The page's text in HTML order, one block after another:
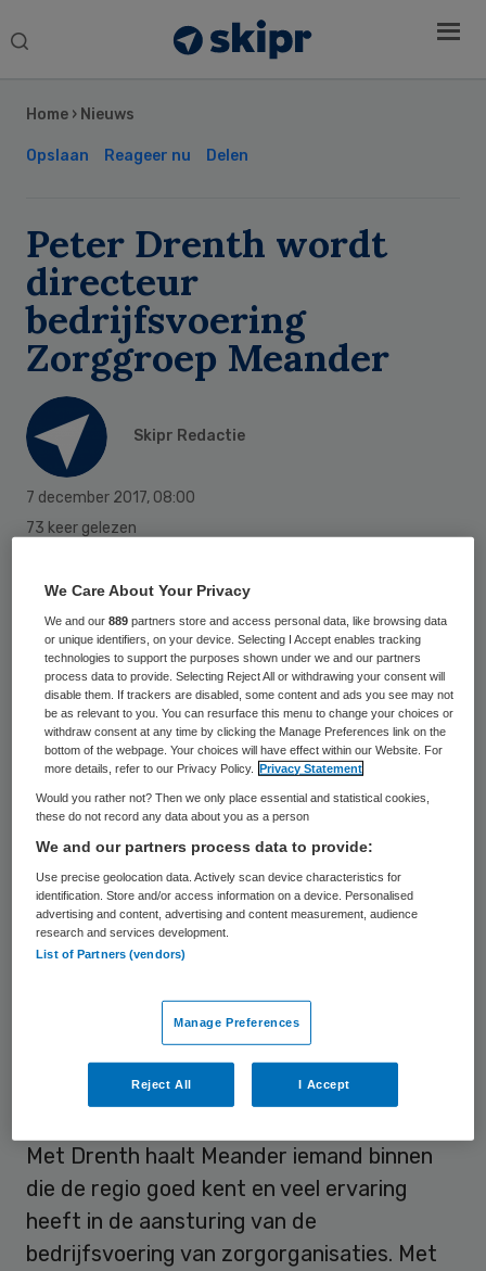
Search
Home › Nieuws
Opslaan Reageer nu Delen
Peter Drenth wordt
directeur
bedrijfsvoering
Zorggroep Meander
Skipr Redactie
7 december 2017, 08:00
73 keer gelezen
Peter Drenth is benoemd als directeur
bedrijfsvoering van Zorggroep Meander
met ingang van 1 januari 2018. Samen met
collega-directeur zorg Renate Kamphuis
vormt hij vanaf deze datum de duale
directie van Zorggroep Meander.
Peter Drenth heeft een uitgebreide
loopbaan in de zorg. Op dit moment werkt
hij nog bij Zorggroep Groningen. Oost-
Groningen kent hij goed vanuit zijn rol bij
Zorggroep Groningen, maar ook omdat hij er
vijftienjaar gewerkt bij zorgverzekeraar
Menzis, waarvan de laatste twee jaar als
Senior Manager Control.
Met Drenth haalt Meander iemand binnen
die de regio goed kent en veel ervaring
heeft in de aansturing van de
bedrijfsvoering van zorgorganisaties. Met
Sidebar
We Care About Your Privacy
We and our889 partners store and access personal data, like browsing data
or unique identifiers, on your device. Selecting I Accept enables tracking
technologies to support the purposes shown under we and our partners
process data to provide. Selecting Reject All or withdrawing your consent will
disable them. If trackers are disabled, some content and ads you see may not
be as relevant to you. You can resurface this menu to change your choices or
withdraw consent at any time by clicking the Manage Preferences link on the
bottom of the webpage. Your choices will have effect within our Website. For
more details, refer to our Privacy Policy.
Privacy Statement
Would you rather not? Then we only place essential and statistical cookies,
these do not record any data about you as a person
We and our partners process data to provide:
Use precise geolocation data. Actively scan device characteristics for
identification. Store and/or access information on a device. Personalised
advertising and content, advertising and content measurement, audience
research and services development.
List of Partners (vendors)
Manage Preferences
Reject All I Accept